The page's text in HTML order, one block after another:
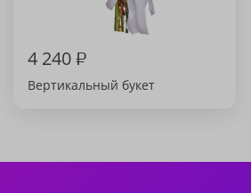
4 240₽
Вертикальный букет